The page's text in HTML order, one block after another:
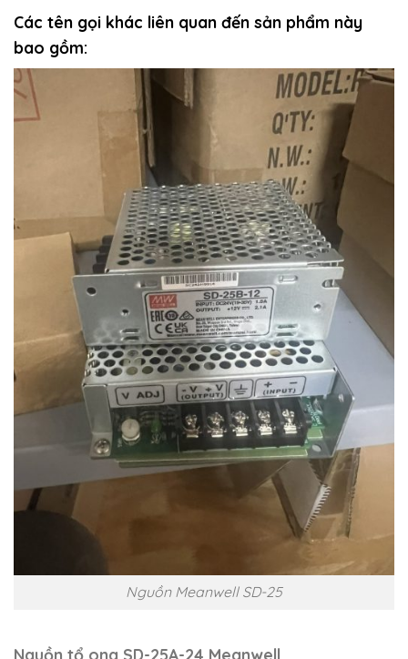
Các tên gọi khác liên quan đến sản phẩm này
bao gồm:
Nguồn Meanwell SD-25
Nguồn tổ ong SD-25A-24 Meanwell